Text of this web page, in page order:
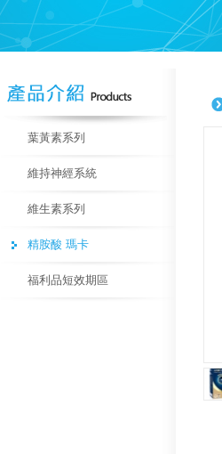
葉黃素系列
維持神經系統
維生素系列
精胺酸 瑪卡
福利品短效期區